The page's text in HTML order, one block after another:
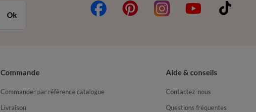
Ok
Commande
Commander par référence catalogue
Livraison
Aide & conseils
Contactez-nous
Questions fréquentes